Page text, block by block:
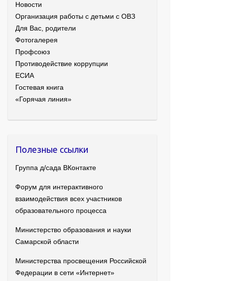
Новости
Организация работы с детьми с ОВЗ
Для Вас, родители
Фотогалерея
Профсоюз
Противодействие коррупции
ЕСИА
Гостевая книга
«Горячая линия»
Полезные ссылки
Группа д/сада ВКонтакте
Форум для интерактивного
взаимодействия всех участников
образовательного процесса
Министерство образования и науки
Самарской области
Министерства просвещения Российской
Федерации в сети «Интернет»